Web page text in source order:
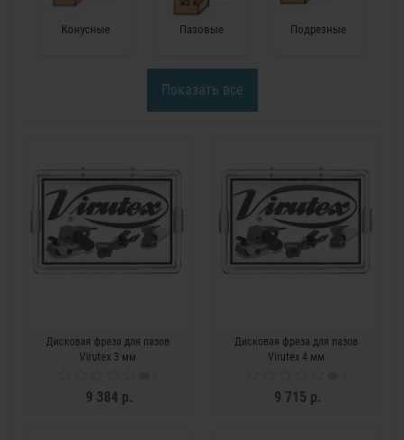
Конусные Пазовые Подрезные
Показать все
Дисковая фреза для пазов
Virutex 3 мм
9 384 р.
Дисковая фреза для пазов
Virutex 4 мм
9 715 р.